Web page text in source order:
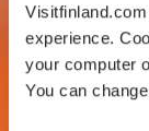
experience.
your computer
You can